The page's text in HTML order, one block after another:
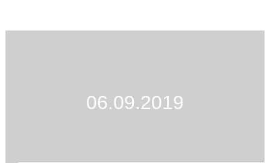
06.09.2019